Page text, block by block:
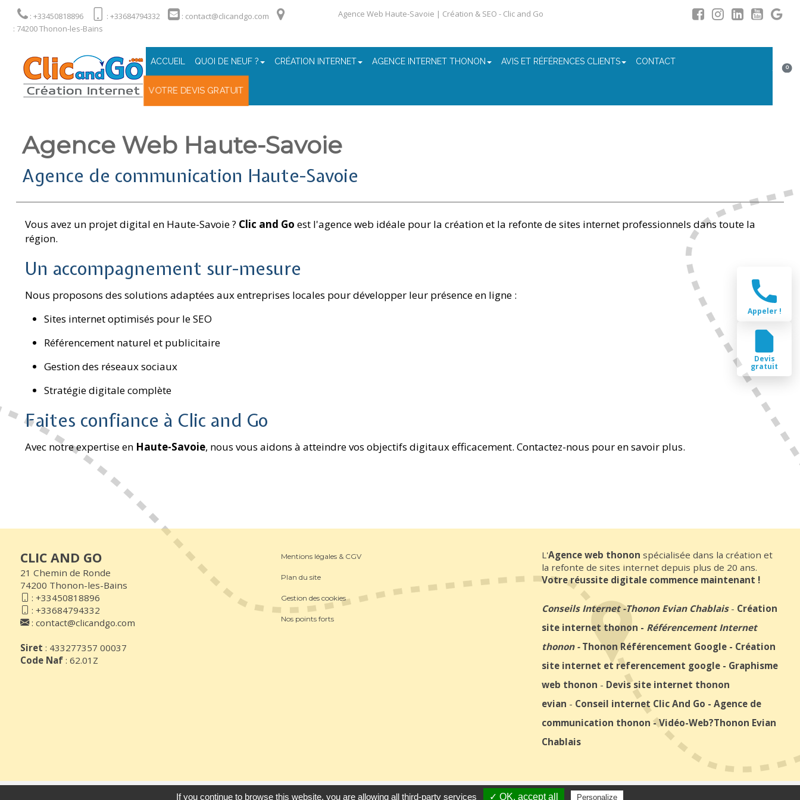
: +33450818896 : +33684794332
: contact@clicandgo.com
: 74200 Thonon-les-Bains
Agence Web Haute-Savoie | Création & SEO - Clic and Go
ACCUEIL QUOI DE NEUF ? CRÉATION INTERNET AGENCE INTERNET THONON AVIS ET RÉFÉRENCES CLIENTS CONTACT
VOTRE DEVIS GRATUIT
0
Agence Web Haute-Savoie
Agence de communication Haute-Savoie
Vous avez un projet digital en Haute-Savoie ? Clic and Go est l'agence web idéale pour la création et la refonte de sites internet professionnels dans toute la
région.
Un accompagnement sur-mesure
Nous proposons des solutions adaptées aux entreprises locales pour développer leur présence en ligne :
Sites internet optimisés pour le SEO
Référencement naturel et publicitaire
Gestion des réseaux sociaux
Stratégie digitale complète
Faites confiance à Clic and Go
Avec notre expertise en Haute-Savoie, nous vous aidons à atteindre vos objectifs digitaux efficacement. Contactez-nous pour en savoir plus.
CLIC AND GO
21 Chemin de Ronde
74200 Thonon-les-Bains
: +33450818896
: +33684794332
: contact@clicandgo.com
Siret : 433277357 00037
Code Naf : 62.01Z
Mentions légales & CGV
Plan du site
Gestion des cookies
Nos points forts
L'Agence web thonon spécialisée dans la création et
la refonte de sites internet depuis plus de 20 ans.
Votre réussite digitale commence maintenant !
Conseils Internet-Thonon Evian Chablais- Création
site internet thonon - Référencement Internet
thonon- Thonon Référencement Google - Création
site internet et referencement google - Graphisme
web thonon - Devis site internet thonon
evian - Conseil internet Clic And Go - Agence de
communication thonon -Vidéo-Web?Thonon Evian
Chablais
Agence Web Thonon Les Bains - Référencement Google Thonon Les Bains Clic And Go création site internet thonon clicandgo.com
Appeler !
Devis
gratuit
If you continue to browse this website, you are allowing all third-party services ✓ OK, accept all Personalize